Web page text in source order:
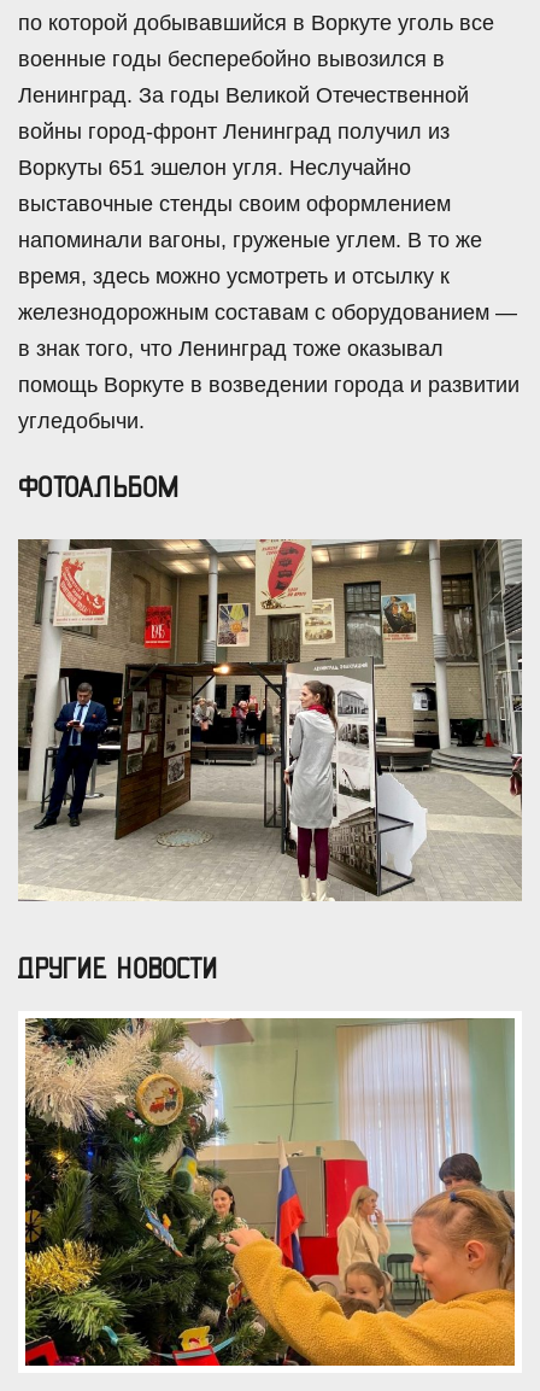
по которой добывавшийся в Воркуте уголь все
военные годы бесперебойно вывозился в
Ленинград. За годы Великой Отечественной
войны город-фронт Ленинград получил из
Воркуты 651 эшелон угля. Неслучайно
выставочные стенды своим оформлением
напоминали вагоны, груженые углем. В то же
время, здесь можно усмотреть и отсылку к
железнодорожным составам с оборудованием —
в знак того, что Ленинград тоже оказывал
помощь Воркуте в возведении города и развитии
угледобычи.
ФОТОАЛЬБОМ
ДРУГИЕ НОВОСТИ